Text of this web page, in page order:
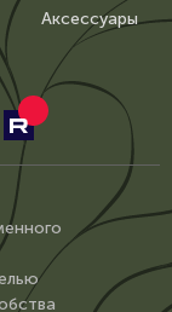
Аксессуары